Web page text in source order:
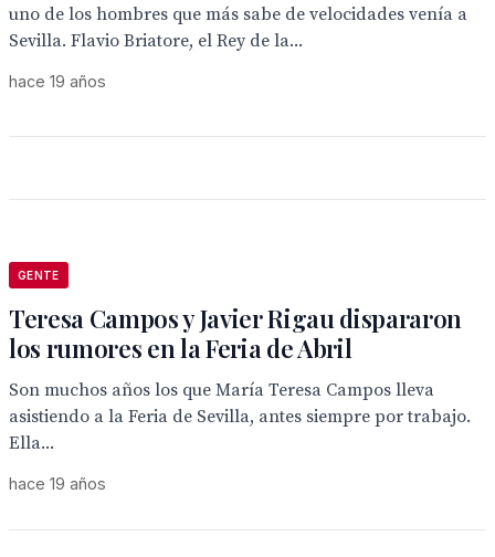
uno de los hombres que más sabe de velocidades venía a
Sevilla. Flavio Briatore, el Rey de la...
hace 19 años
GENTE
Teresa Campos y Javier Rigau dispararon
los rumores en la Feria de Abril
Son muchos años los que María Teresa Campos lleva
asistiendo a la Feria de Sevilla, antes siempre por trabajo.
Ella...
hace 19 años